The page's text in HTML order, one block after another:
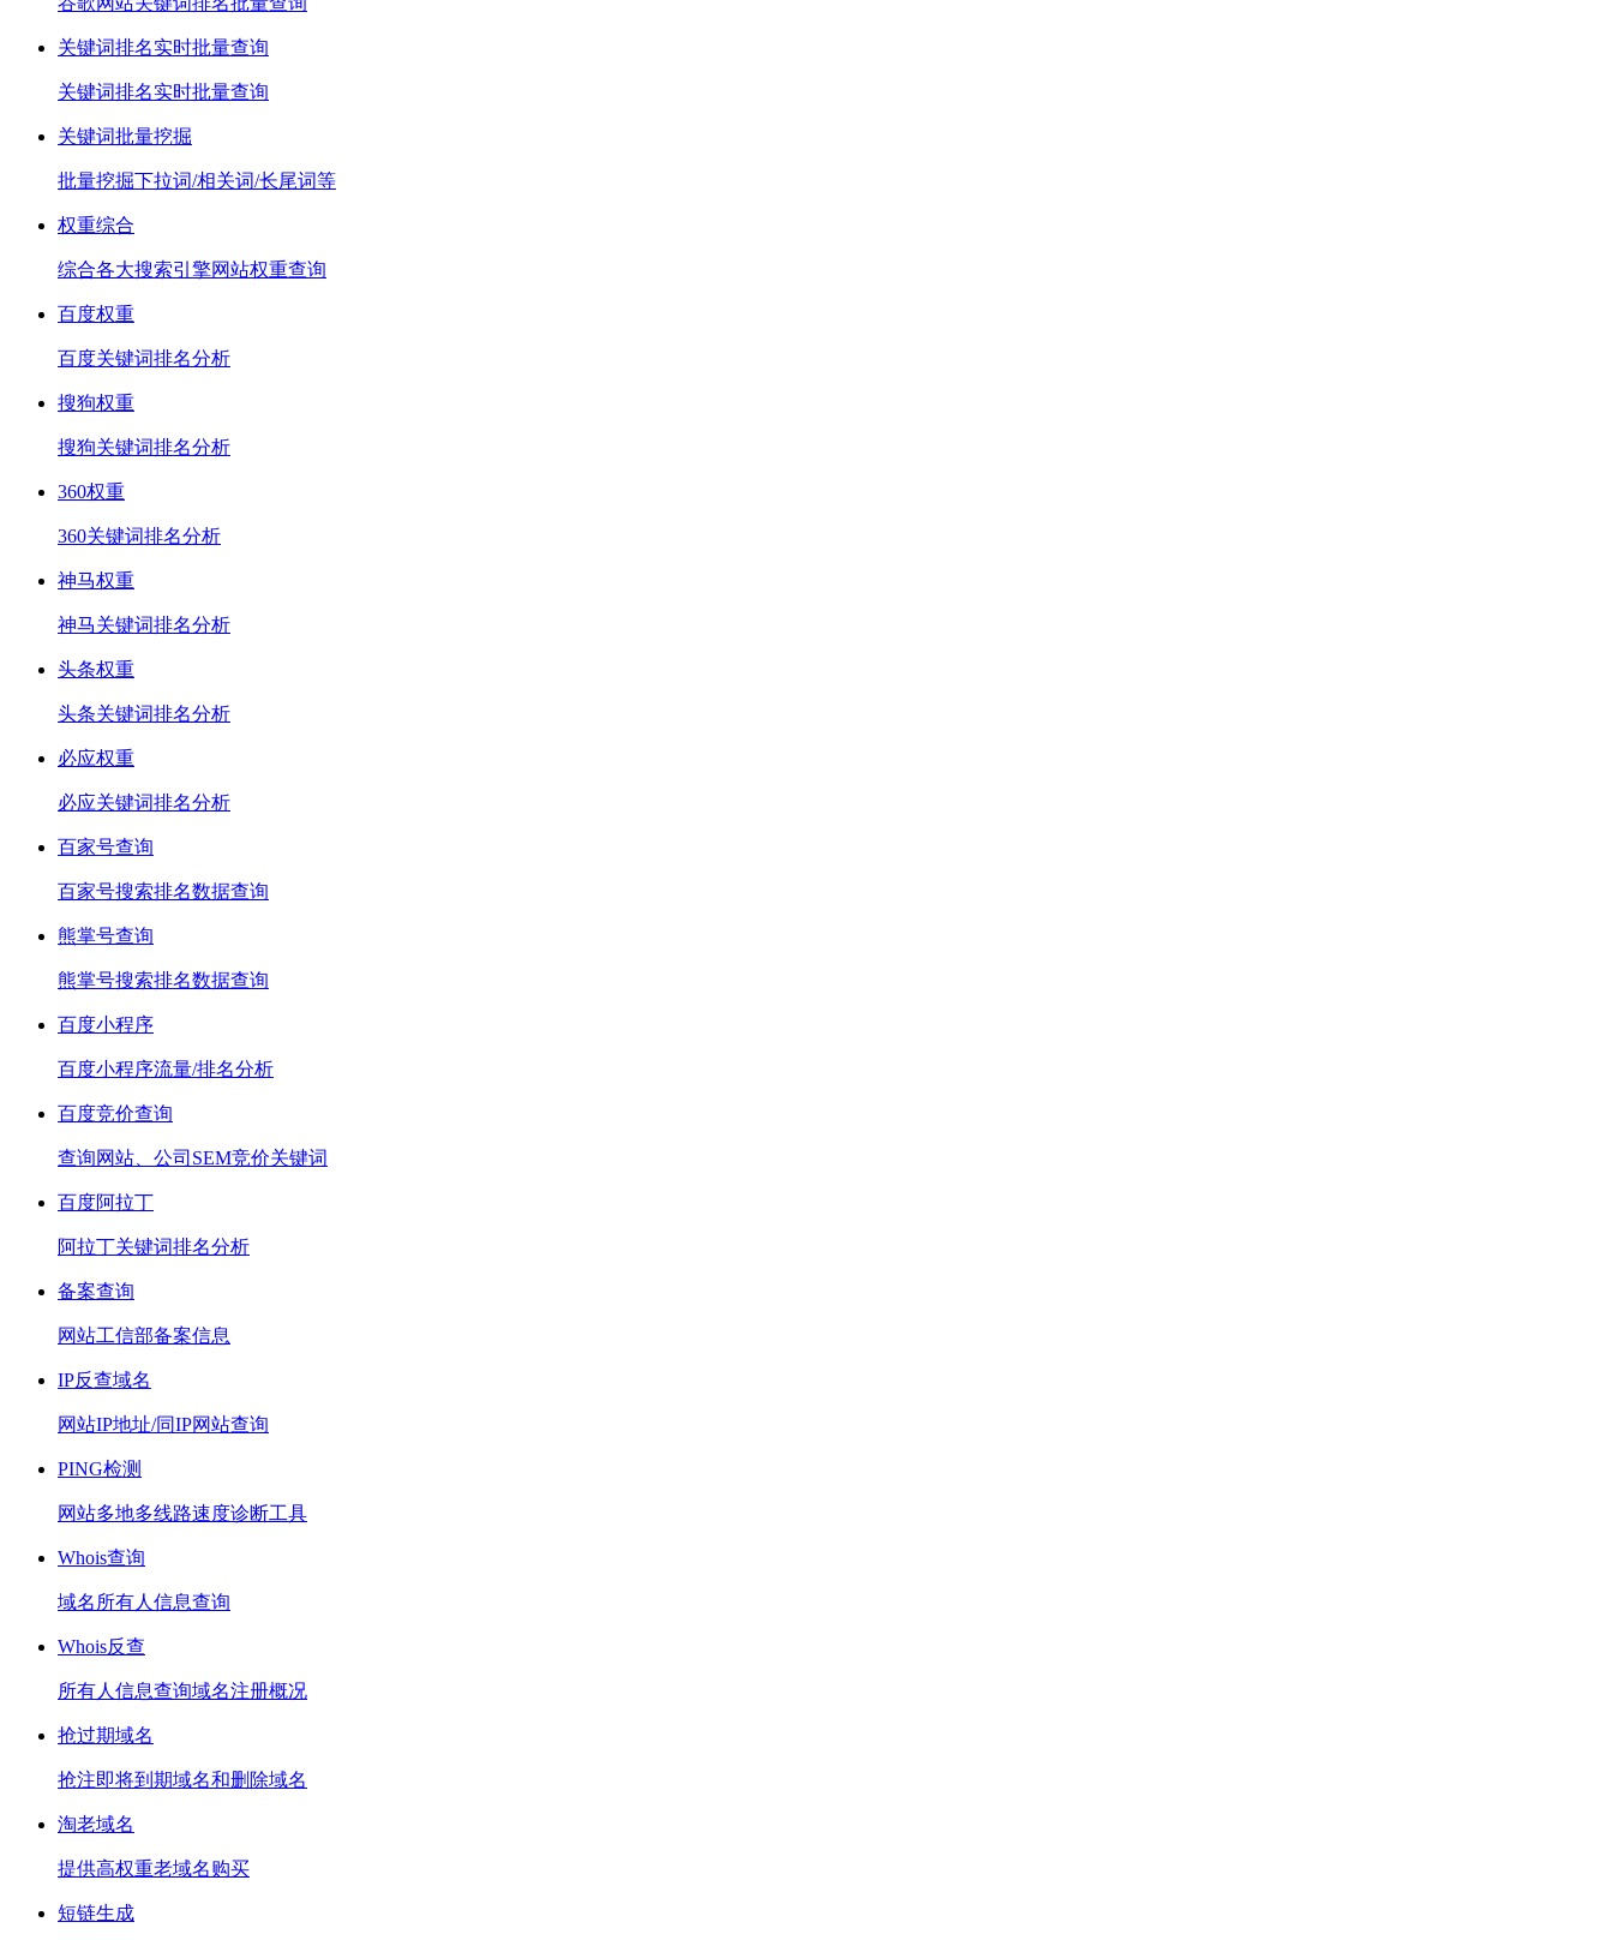
关键词排名实时批量查询
关键词排名实时批量查询
关键词批量挖掘
批量挖掘下拉词/相关词/长尾词等
权重综合
综合各大搜索引擎网站权重查询
百度权重
百度关键词排名分析
搜狗权重
搜狗关键词排名分析
360权重
360关键词排名分析
神马权重
神马关键词排名分析
头条权重
头条关键词排名分析
必应权重
必应关键词排名分析
百家号查询
百家号搜索排名数据查询
熊掌号查询
熊掌号搜索排名数据查询
百度小程序
百度小程序流量/排名分析
百度竞价查询
查询网站、公司SEM竞价关键词
百度阿拉丁
阿拉丁关键词排名分析
备案查询
网站工信部备案信息
IP反查域名
网站IP地址/同IP网站查询
PING检测
网站多地多线路速度诊断工具
Whois查询
域名所有人信息查询
Whois反查
所有人信息查询域名注册概况
抢过期域名
抢注即将到期域名和删除域名
淘老域名
提供高权重老域名购买
短链生成